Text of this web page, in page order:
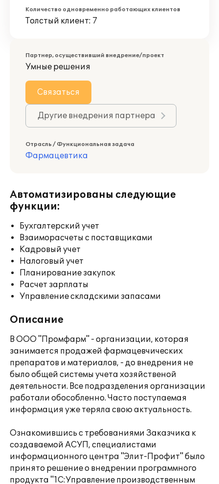
Количество одновременно работающих клиентов
Толстый клиент: 7
Партнер, осуществивший внедрение/проект
Умные решения
Связаться
Другие внедрения партнера
Отрасль / Функциональная задача
Фармацевтика
Автоматизированы следующие
функции:
Бухгалтерский учет
Взаиморасчеты с поставщиками
Кадровый учет
Налоговый учет
Планирование закупок
Расчет зарплаты
Управление складскими запасами
Описание
В ООО "Промфарм" - организации, которая
занимается продажей фармацевчических
препаратов и материалов, - до внедрения не
было общей системы учета хозяйственой
деятельности. Все подразделения организации
работали обособленно. Часто поступаемая
информация уже теряла свою актуальность.
Ознакомившись с требованиями Заказчика к
создаваемой АСУП, специалистами
информационного центра "Элит-Профит" было
принято решение о внедрении программного
продукта "1С:Управление производственным